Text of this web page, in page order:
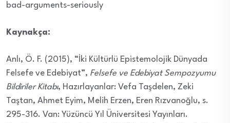
bad-arguments-seriously
Kaynakça:
Anlı, Ö. F. (2015), “İki Kültürlü Epistemolojik Dünyada
Felsefe ve Edebiyat”, Felsefe ve Edebiyat Sempozyumu
Bildiriler Kitabı, Hazırlayanlar: Vefa Taşdelen, Zeki
Taştan, Ahmet Eyim, Melih Erzen, Eren Rızvanoğlu, s.
295-316. Van: Yüzüncü Yıl Üniversitesi Yayınları.